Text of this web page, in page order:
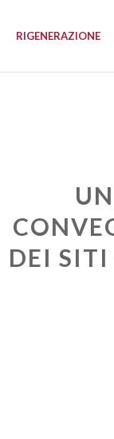
RIGENERAZIONE
DEI